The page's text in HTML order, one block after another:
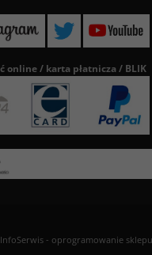
online / karta płatnicza / BLIK
InfoSerwis- oprogramowanie